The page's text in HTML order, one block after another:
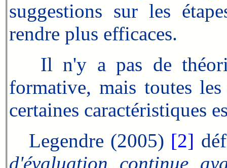
suggestions sur les
rendre plus efficaces.
Il n'y a pas de
formative, mais toutes
certaines caractéristiques
Legendre (2005) [2]
d'évaluation continue